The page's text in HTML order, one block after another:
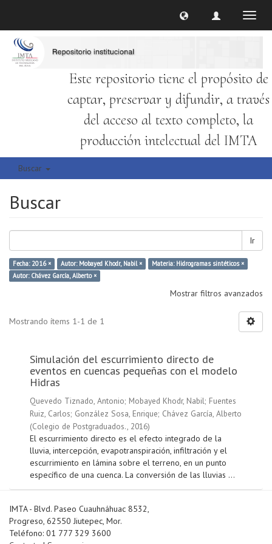
Este repositorio tiene el propósito de
captar, preservar y difundir, a través
del acceso al texto completo, la
producción intelectual del IMTA
Buscar
Buscar
Ir
Fecha: 2016 × Autor: Mobayed Khodr, Nabil ×
Materia: Hidrogramas sintéticos ×
Autor: Chávez García, Alberto ×
Mostrar filtros avanzados
Mostrando ítems 1-1 de 1
Simulación del escurrimiento directo de
eventos en cuencas pequeñas con el modelo
Hidras
Quevedo Tiznado, Antonio; Mobayed Khodr, Nabil; Fuentes
Ruiz, Carlos; González Sosa, Enrique; Chávez García, Alberto
(Colegio de Postgraduados., 2016)
El escurrimiento directo es el efecto integrado de la
lluvia, intercepción, evapotranspiración, infiltración y el
escurrimiento en lámina sobre el terreno, en un punto
específico de una cuenca. La conversión de las lluvias ...
IMTA - Blvd. Paseo Cuauhnáhuac 8532,
Progreso, 62550 Jiutepec, Mor.
Teléfono: 01 777 329 3600